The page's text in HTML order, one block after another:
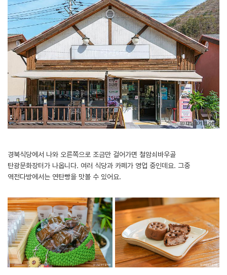
경북식당에서 나와 오른쪽으로 조금만 걸어가면 철암쇠바우골
탄광문화장터가 나옵니다. 여러 식당과 카페가 영업 중인데요. 그중
역전다방에서는 연탄빵을 맛볼 수 있어요.